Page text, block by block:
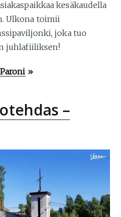
kesäkaudella
Ulkona toimii
joka tuo
juhlafiiliksen!
»
–